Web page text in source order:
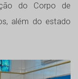
do Corpo de
além do estado